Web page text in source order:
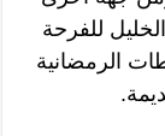
للفرحة
الرمضانية